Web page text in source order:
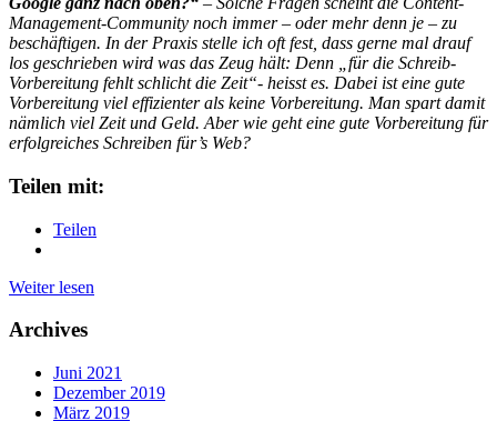
Management-Community noch immer – oder mehr denn je ­– zu
beschäftigen. In der Praxis stelle ich oft fest, dass gerne mal drauf
los geschrieben wird was das Zeug hält: Denn „für die Schreib-
Vorbereitung fehlt schlicht die Zeit“- heisst es. Dabei ist eine gute
Vorbereitung viel effizienter als keine Vorbereitung. Man spart damit
nämlich viel Zeit und Geld. Aber wie geht eine gute Vorbereitung für
erfolgreiches Schreiben für’s Web?
Teilen mit:
Teilen
Weiter lesen
Archives
Juni 2021
Dezember 2019
März 2019